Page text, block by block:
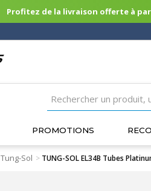
Profitez de la livraison offerte à
PROMOTIONS
Tung-Sol > TUNG-SOL EL34B Tubes